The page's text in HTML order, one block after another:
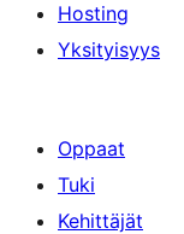
Hosting
Yksityisyys
Oppaat
Tuki
Kehittäjät